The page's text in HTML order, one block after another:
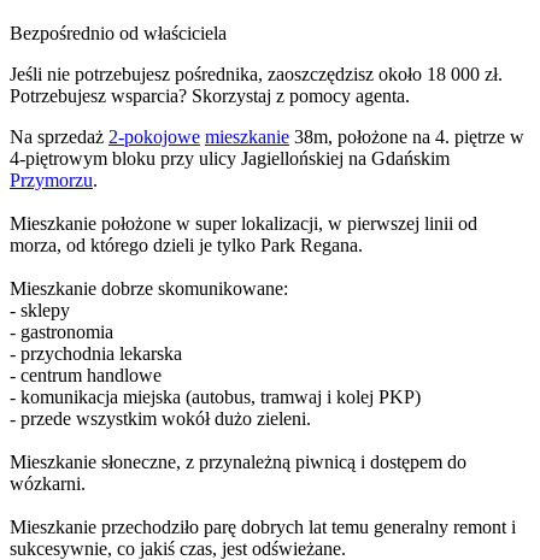
Bezpośrednio od właściciela
Jeśli nie potrzebujesz pośrednika, zaoszczędzisz około 18 000 zł.
Potrzebujesz wsparcia? Skorzystaj z pomocy agenta.
Na sprzedaż 2-pokojowe mieszkanie 38m, położone na 4. piętrze w
4-piętrowym bloku przy ulicy Jagiellońskiej na Gdańskim
Przymorzu.
Mieszkanie położone w super lokalizacji, w pierwszej linii od
morza, od którego dzieli je tylko Park Regana.
Mieszkanie dobrze skomunikowane:
- sklepy
- gastronomia
- przychodnia lekarska
- centrum handlowe
- komunikacja miejska (autobus, tramwaj i kolej PKP)
- przede wszystkim wokół dużo zieleni.
Mieszkanie słoneczne, z przynależną piwnicą i dostępem do
wózkarni.
Mieszkanie przechodziło parę dobrych lat temu generalny remont i
sukcesywnie, co jakiś czas, jest odświeżane.